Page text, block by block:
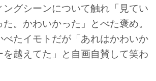
グシーンについて触れ「見てい
。かわいかった」とべた褒め。
たイモトだが「あれはかわいか
を越えてた」と自画自賛して笑わ